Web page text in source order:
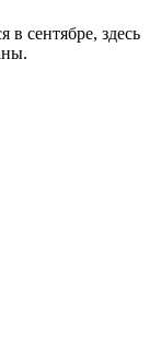
сентябре, здесь